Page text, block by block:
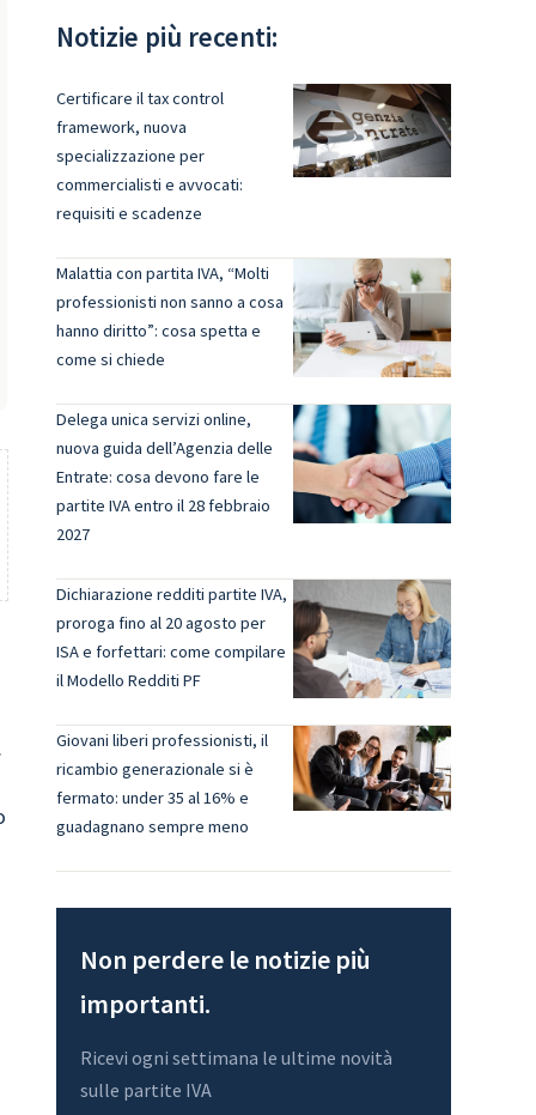
.
Notizie più recenti:
Certificare il tax control
framework, nuova
specializzazione per
commercialisti e avvocati:
requisiti e scadenze
Malattia con partita IVA, “Molti
professionisti non sanno a cosa
hanno diritto”: cosa spetta e
come si chiede
Delega unica servizi online,
nuova guida dell’Agenzia delle
Entrate: cosa devono fare le
partite IVA entro il 28 febbraio
2027
Dichiarazione redditi partite IVA,
proroga fino al 20 agosto per
ISA e forfettari: come compilare
il Modello Redditi PF
Giovani liberi professionisti, il
ricambio generazionale si è
fermato: under 35 al 16% e
guadagnano sempre meno
Non perdere le notizie più
importanti.
Ricevi ogni settimana le ultime novità
sulle partite IVA